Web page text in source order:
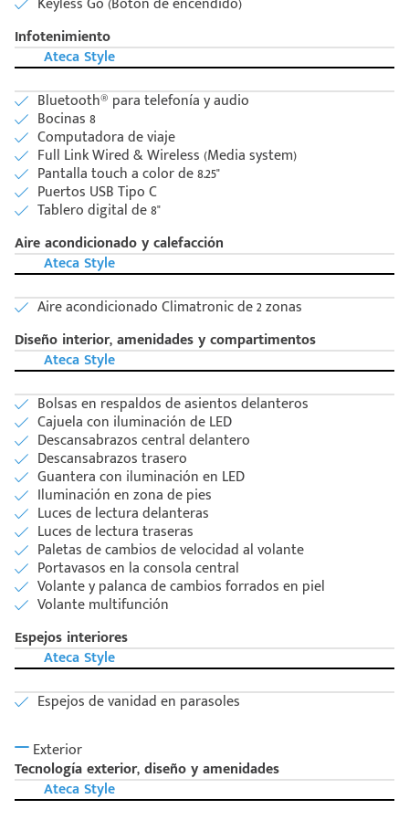
Escríbenos
+528121278366
Código
Postal
Ingresar
Infotenimiento
Ateca Style
Bluetooth® para telefonía y audio
Bocinas 8
Computadora de viaje
Full Link Wired & Wireless (Media system)
Pantalla touch a color de 8.25"
Puertos USB Tipo C
Tablero digital de 8"
Aire acondicionado y calefacción
Ateca Style
Aire acondicionado Climatronic de 2 zonas
Diseño interior, amenidades y compartimentos
Ateca Style
Bolsas en respaldos de asientos delanteros
Cajuela con iluminación de LED
Descansabrazos central delantero
Descansabrazos trasero
Guantera con iluminación en LED
Iluminación en zona de pies
Luces de lectura delanteras
Luces de lectura traseras
Paletas de cambios de velocidad al volante
Portavasos en la consola central
Volante y palanca de cambios forrados en piel
Volante multifunción
Espejos interiores
Ateca Style
Espejos de vanidad en parasoles
Exterior
Tecnología exterior, diseño y amenidades
Ateca Style